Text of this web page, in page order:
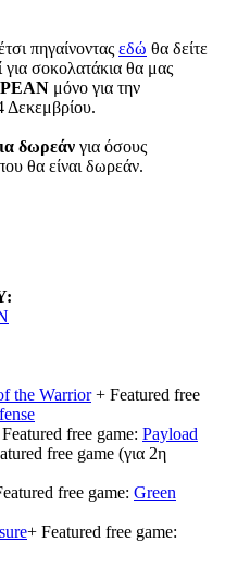
πηγαίνοντας εδώ θα δείτε
σοκολατάκια θα μας
μόνο για την
Δεκεμβρίου.
δωρεάν για όσους
θα είναι δωρεάν.
the Warrior+ Featured free
free game: Payload
free game (για 2η
free game: Green
+ Featured free game: